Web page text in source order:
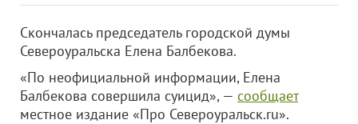
Скончалась председатель городской думы
Североуральска Елена Балбекова.
«По неофициальной информации, Елена
Балбекова совершила суицид», — сообщает
местное издание «Про Североуральск.ru».